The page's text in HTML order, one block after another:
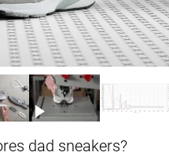
dad sneakers?